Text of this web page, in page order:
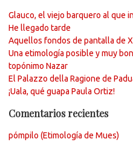
Glauco, el viejo barquero al que
He llegado tarde
Aquellos fondos de pantalla de
Una etimología posible y muy
topónimo Nazar
El Palazzo della Ragione de
¡Uala, qué guapa Paula Ortiz!
Comentarios recientes
pómpilo (Etimología de Mues)